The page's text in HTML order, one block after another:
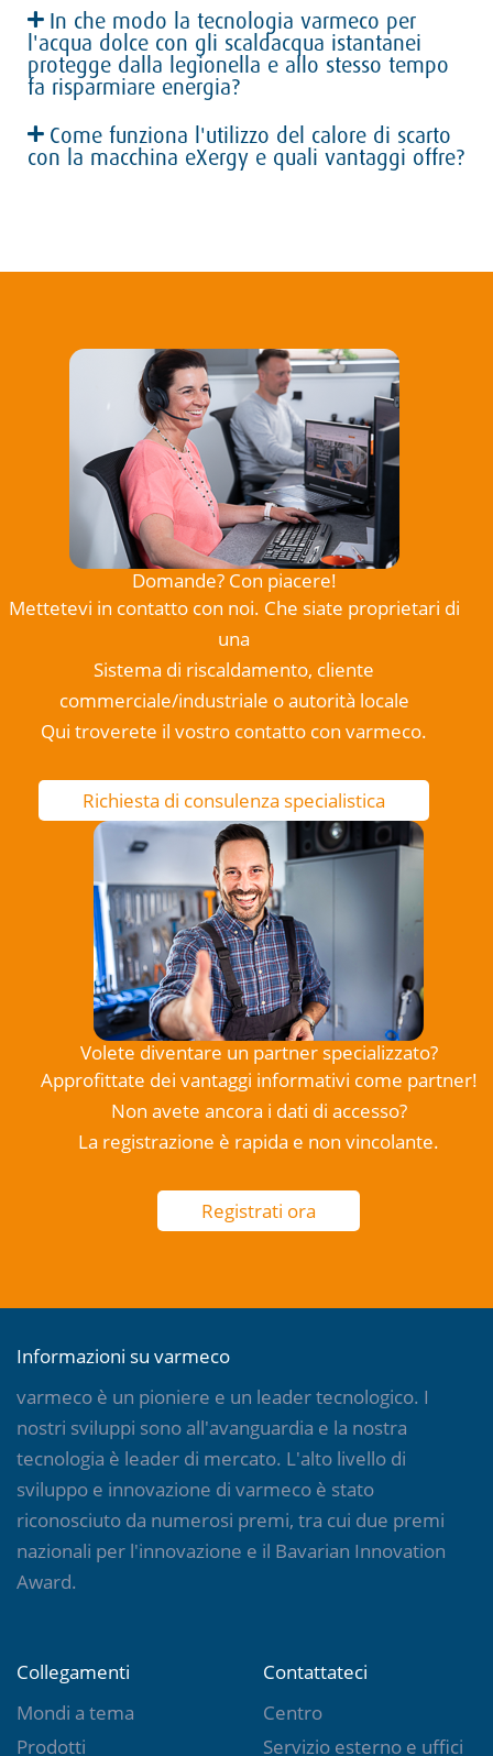
In che modo la tecnologia varmeco per
l'acqua dolce con gli scaldacqua istantanei
protegge dalla legionella e allo stesso tempo
fa risparmiare energia?
Come funziona l'utilizzo del calore di scarto
con la macchina eXergy e quali vantaggi offre?
Domande? Con piacere!
Mettetevi in contatto con noi. Che siate proprietari di
una
Sistema di riscaldamento, cliente
commerciale/industriale o autorità locale
Qui troverete il vostro contatto con varmeco.
Richiesta di consulenza specialistica
Volete diventare un partner specializzato?
Approfittate dei vantaggi informativi come partner!
Non avete ancora i dati di accesso?
La registrazione è rapida e non vincolante.
Registrati ora
Informazioni su varmeco
varmeco è un pioniere e un leader tecnologico. I
nostri sviluppi sono all'avanguardia e la nostra
tecnologia è leader di mercato. L'alto livello di
sviluppo e innovazione di varmeco è stato
riconosciuto da numerosi premi, tra cui due premi
nazionali per l'innovazione e il Bavarian Innovation
Award.
Collegamenti
Mondi a tema
Prodotti
Contattateci
Centro
Servizio esterno e uffici